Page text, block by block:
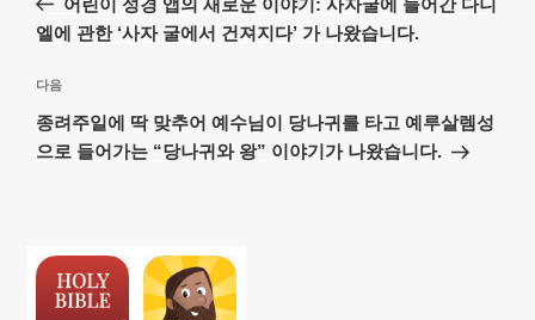
색
글
엘에 관한 ‘사자 굴에서 건져지다’ 가 나왔습니다.
다
음
글
다음
종려주일에 딱 맞추어 예수님이 당나귀를 타고 예루살렘성
으로 들어가는 “당나귀와 왕” 이야기가 나왔습니다.